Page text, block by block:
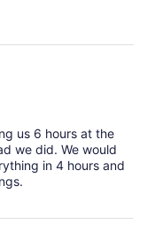
us 6 hours at the
we did. We would
in 4 hours and